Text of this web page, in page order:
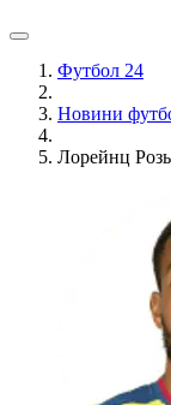
Футбол 24
Новини
Лорейнц